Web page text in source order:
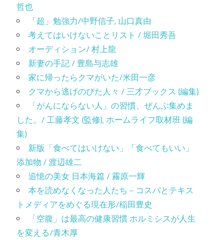
哲也
「超」勉強力/中野信子, 山口真由
考えてはいけないことリスト / 堀田秀吾
オーディション/ 村上龍
新妻の手記 / 豊島与志雄
家に帰ったらクマがいた/米田一彦
クマから逃げのびた人々 / 三才ブックス (編集)
「がんにならない人」の習慣、ぜんぶ集めま
した。/ 工藤孝文 (監修), ホームライフ取材班 (編
集)
新版「食べてはいけない」「食べてもいい」
添加物 / 渡辺雄二
追憶の美女 日本海篇 / 霧原一輝
本を読めなくなった人たち－コスパとテキス
トメディアをめぐる現在形/稲田豊史
「空腹」は最高の健康習慣 ホルミシスが人生
を変える/青木厚